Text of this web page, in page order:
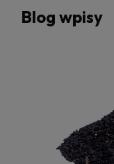
Blog wpisy